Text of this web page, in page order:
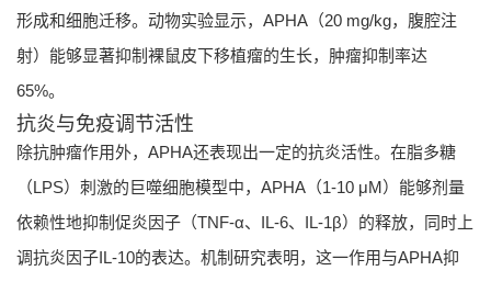
形成和细胞迁移。动物实验显示，APHA（20 mg/kg，腹腔注
射）能够显著抑制裸鼠皮下移植瘤的生长，肿瘤抑制率达
65%。
抗炎与免疫调节活性
除抗肿瘤作用外，APHA还表现出一定的抗炎活性。在脂多糖
（LPS）刺激的巨噬细胞模型中，APHA（1-10 μM）能够剂量
依赖性地抑制促炎因子（TNF-α、IL-6、IL-1β）的释放，同时上
调抗炎因子IL-10的表达。机制研究表明，这一作用与APHA抑